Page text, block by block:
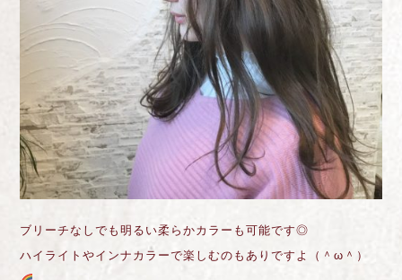
ブリーチなしでも明るい柔らかカラーも可能です◎
ハイライトやインナカラーで楽しむのもありですよ（＾ω＾）